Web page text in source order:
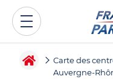
Carte des
Auvergne-